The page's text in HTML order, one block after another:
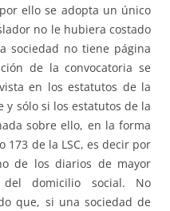
ello se adopta un único
no le hubiera costado
sociedad no tiene página
de la convocatoria se
en los estatutos de la
sólo si los estatutos de la
sobre ello, en la forma
de la LSC, es decir por
de los diarios de mayor
domicilio social. No
que, si una sociedad de